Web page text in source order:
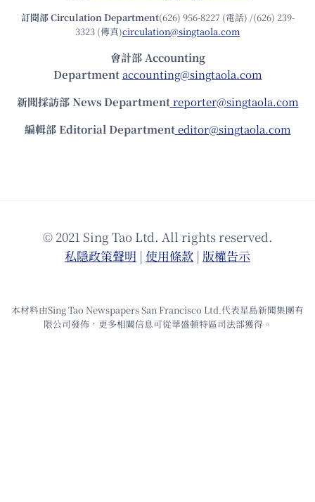
訂閱部 Circulation Department(626) 956-8227 (電話) /(626) 239-
3323 (傳真)circulation@singtaola.com
會計部 Accounting
Department accounting@singtaola.com
新聞採訪部 News Department reporter@singtaola.com
編輯部 Editorial Department editor@singtaola.com
© 2021 Sing Tao Ltd. All rights reserved.
私隱政策聲明 | 使⽤條款 | 版權告⽰
本材料由Sing Tao Newspapers San Francisco Ltd.代表星島新聞集團有
限公司發佈，更多相關信息可從華盛頓特區司法部獲得。